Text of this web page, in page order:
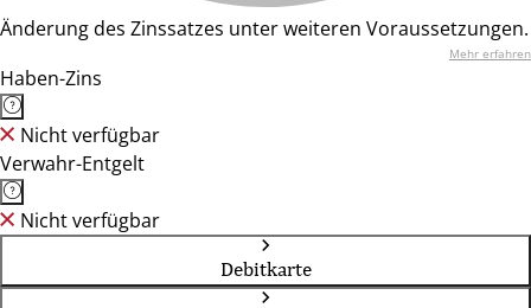
Änderung des Zinssatzes unter weiteren Voraussetzungen.
Mehr erfahren
Haben-Zins
Nicht verfügbar
Verwahr-Entgelt
Nicht verfügbar
Debitkarte